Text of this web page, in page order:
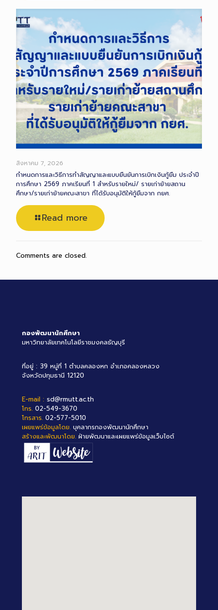
สิงหาคม 7, 2026
กำหนดการและวิธีการทำสัญญาและแบบยืนยันการเบิกเงินกู้ยืม ประจำปี
การศึกษา 2569 ภาคเรียนที่ 1 สำหรับรายใหม่/ รายเก่าย้ายสถาน
ศึกษา/รายเก่าย้ายคณะสาขา ที่ได้รับอนุมัติให้กู้ยืมจาก กยศ.
Read more
Comments are closed.
กองพัฒนานักศึกษา
มหาวิทยาลัยเทคโนโลยีราชมงคลธัญบุรี
ที่อยู่ : 39 หมู่ที่ 1 ตำบลคลองหก อำเภอคลองหลวง
จังหวัดปทุมธานี 12120
E-mail : sd@rmutt.ac.th
โทร. 02-549-3670
โทรสาร. 02-577-5010
เผยแพร่ข้อมูลโดย. บุคลากรกองพัฒนานักศึกษา
สร้างและพัฒนาโดย. ฝ่ายพัฒนาและเผยแพร่ข้อมูลเว็บไซต์